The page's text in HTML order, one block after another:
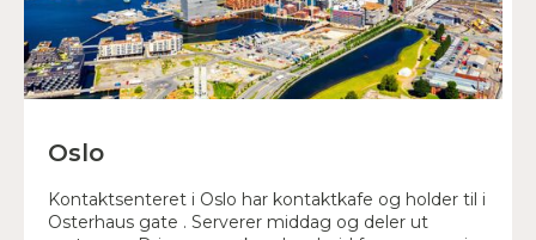
Oslo
Kontaktsenteret i Oslo har kontaktkafe og holder til i
Osterhaus gate . Serverer middag og deler ut